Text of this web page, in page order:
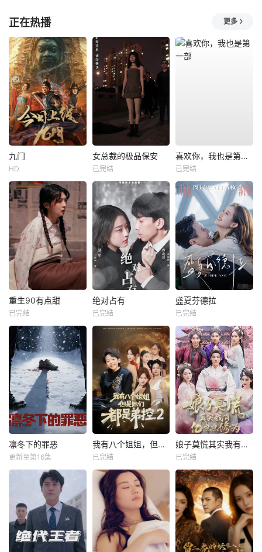
正在热播 更多
九门
HD
女总裁的极品保安
已完结
喜欢你，我也是第一部
已完结
重生90有点甜
已完结
绝对占有
已完结
盛夏芬德拉
已完结
凛冬下的罪恶
更新至第16集
我有八个姐姐，但是他们都是弟控2
已完结
娘子莫慌其实我有亿点点修为
已完结